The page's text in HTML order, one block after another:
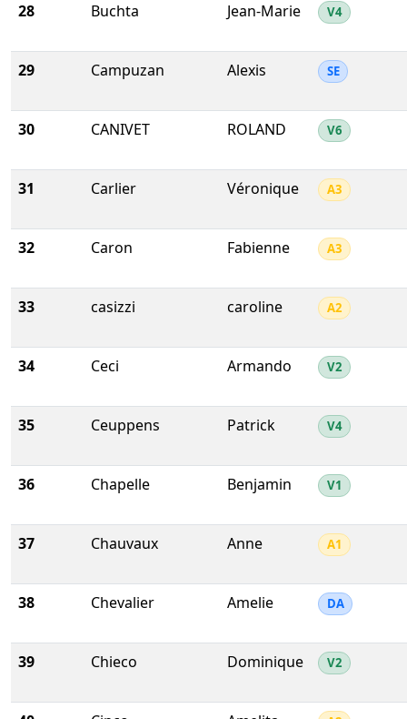
28 Buchta Jean-Marie V4
29 Campuzan Alexis SE
30 CANIVET ROLAND V6
31 Carlier Véronique A3
32 Caron Fabienne A3
33 casizzi caroline A2
34 Ceci Armando V2
35 Ceuppens Patrick V4
36 Chapelle Benjamin V1
37 Chauvaux Anne A1
38 Chevalier Amelie DA
39 Chieco Dominique V2